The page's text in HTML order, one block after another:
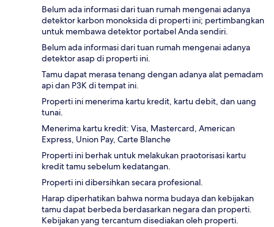
Belum ada informasi dari tuan rumah mengenai adanya
detektor karbon monoksida di properti ini; pertimbangkan
untuk membawa detektor portabel Anda sendiri.
Belum ada informasi dari tuan rumah mengenai adanya
detektor asap di properti ini.
Tamu dapat merasa tenang dengan adanya alat pemadam
api dan P3K di tempat ini.
Properti ini menerima kartu kredit, kartu debit, dan uang
tunai.
Menerima kartu kredit: Visa, Mastercard, American
Express, Union Pay, Carte Blanche
Properti ini berhak untuk melakukan praotorisasi kartu
kredit tamu sebelum kedatangan.
Properti ini dibersihkan secara profesional.
Harap diperhatikan bahwa norma budaya dan kebijakan
tamu dapat berbeda berdasarkan negara dan properti.
Kebijakan yang tercantum disediakan oleh properti.